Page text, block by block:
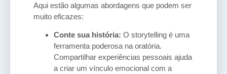
Aqui estão algumas abordagens que podem ser
muito eficazes:
Conte sua história: O storytelling é uma
ferramenta poderosa na oratória.
Compartilhar experiências pessoais ajuda
a criar um vínculo emocional com a